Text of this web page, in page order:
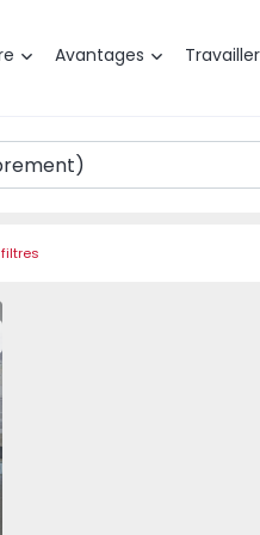
Avantages
de Gaia, Arcozelo -
T1 Vila Nova de Gaia,
Appartement T1 Vila Nova
Appartement T1
Maison